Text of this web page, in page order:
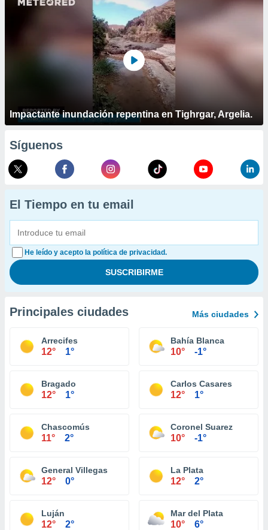
Impactante inundación repentina en Tighrgar, Argelia.
Síguenos
El Tiempo en tu email
He leído y acepto la política de privacidad.
Principales ciudades Más ciudades
Arrecifes
12° 1°
Bahía Blanca
10° -1°
Bragado
12° 1°
Carlos Casares
12° 1°
Chascomús
11° 2°
Coronel Suarez
10° -1°
General Villegas
12° 0°
La Plata
12° 2°
Luján
12° 2°
Mar del Plata
10° 6°